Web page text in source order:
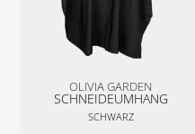
OLIVIA GARDEN
SCHNEIDEUMHANG
SCHWARZ